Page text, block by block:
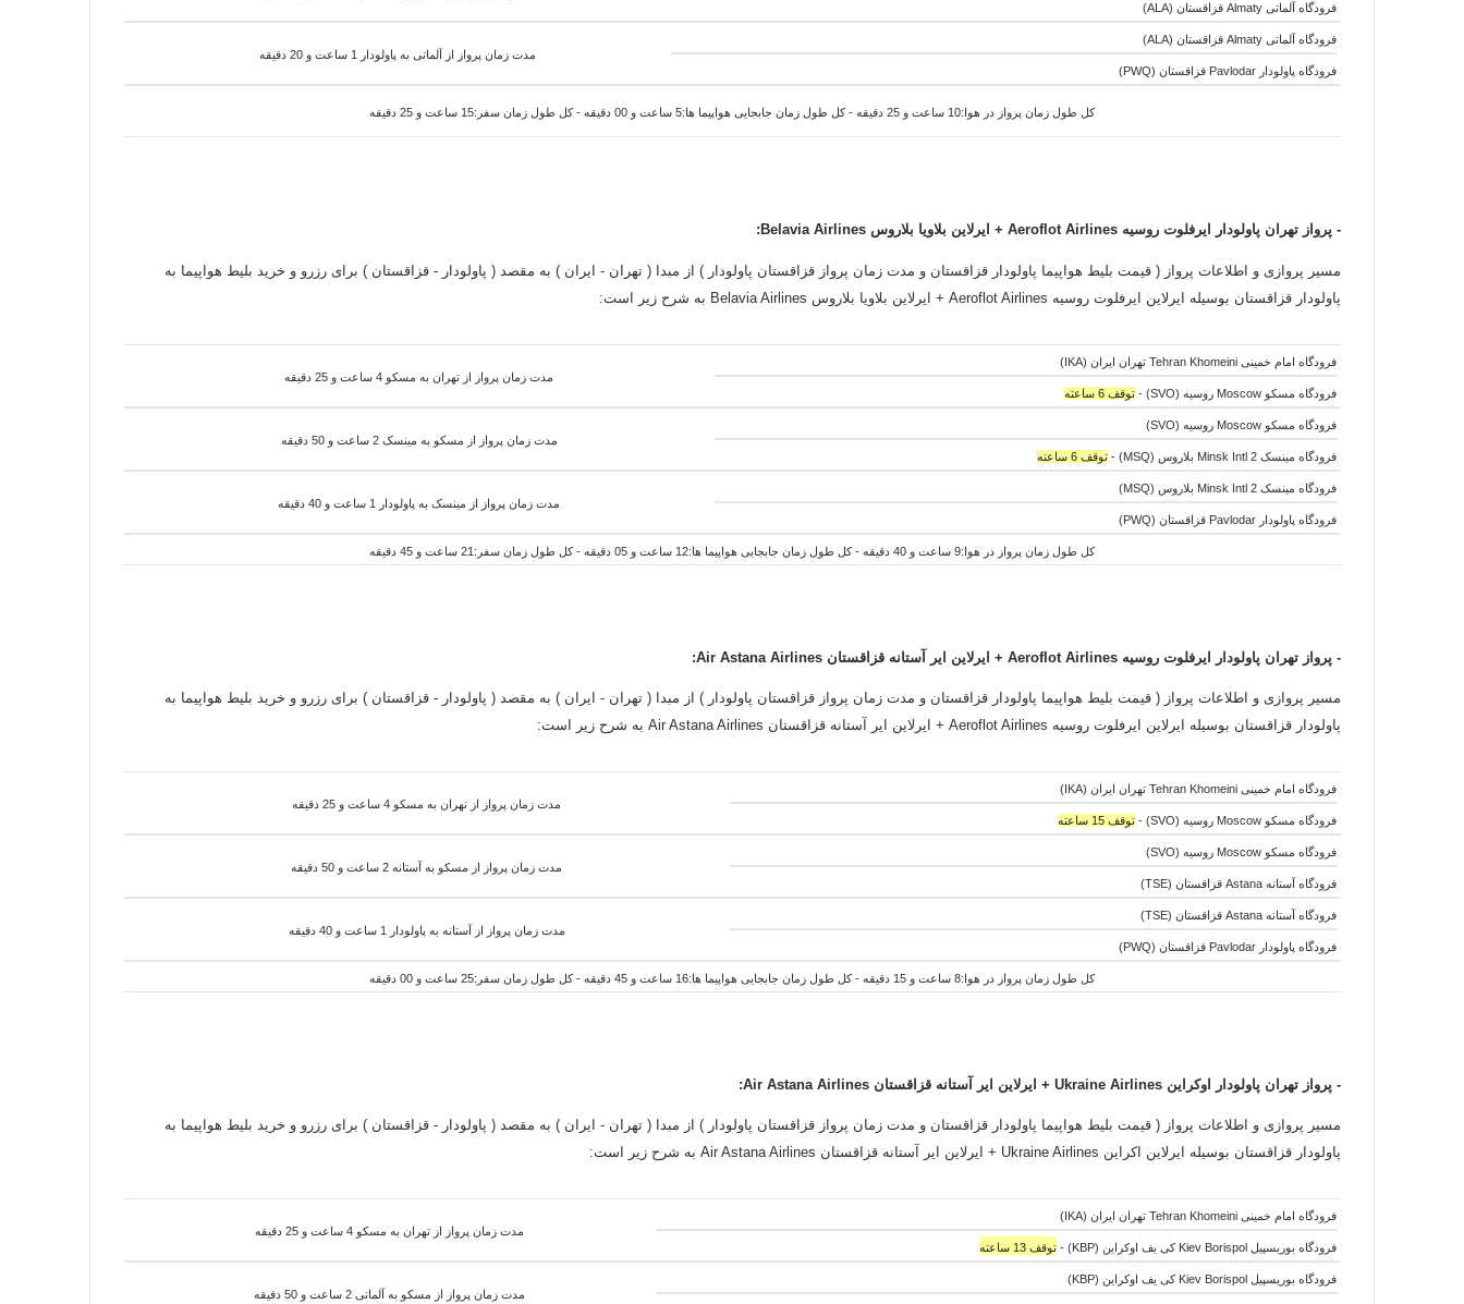
فرودگاه آلماتی Almaty قزاقستان (ALA)
فرودگاه آلماتی Almaty قزاقستان (ALA)
مدت زمان پرواز از
آلماتی به پاولودار 1 ساعت و 20 دقیقه
فرودگاه پاولودار Pavlodar قزاقستان (PWQ)
کل طول زمان پرواز در هوا:10 ساعت و 25 دقیقه - کل طول زمان جابجایی هواپیما ها:5 ساعت و 00 دقیقه - کل طول زمان سفر:15 ساعت و 25 دقیقه
- پرواز تهران پاولودار ایرفلوت روسیه Aeroflot Airlines + ایرلاین بلاویا بلاروس Belavia Airlines :
مسیر پروازی و اطلاعات پرواز ( قیمت بلیط هواپیما پاولودار قزاقستان و مدت زمان پرواز قزاقستان پاولودار ) از مبدا ( تهران - ایران ) به مقصد ( پاولودار - قزاقستان ) برای رزرو و خرید بلیط هواپیما به
پاولودار قزاقستان بوسیله ایرلاین ایرفلوت روسیه Aeroflot Airlines + ایرلاین بلاویا بلاروس Belavia Airlines به شرح زیر است:
فرودگاه امام خمینی Tehran Khomeini تهران ایران (IKA)
مدت زمان پرواز از تهران به مسکو 4 ساعت و 25 دقیقه
فرودگاه مسکو Moscow روسیه (SVO) -
توقف 6 ساعته
فرودگاه مسکو Moscow روسیه (SVO)
مدت زمان پرواز از مسکو به مینسک 2 ساعت و 50 دقیقه
فرودگاه مینسک Minsk Intl 2 بلاروس (MSQ) -
توقف 6 ساعته
فرودگاه مینسک Minsk Intl 2 بلاروس (MSQ)
مدت زمان پرواز از مینسک به پاولودار 1 ساعت و 40 دقیقه
فرودگاه پاولودار Pavlodar قزاقستان (PWQ)
کل طول زمان پرواز در هوا:9 ساعت و 40 دقیقه - کل طول زمان جابجایی هواپیما ها:12 ساعت و 05 دقیقه - کل طول زمان سفر:21 ساعت و 45 دقیقه
- پرواز تهران پاولودار ایرفلوت روسیه Aeroflot Airlines + ایرلاین ایر آستانه قزاقستان Air Astana Airlines :
مسیر پروازی و اطلاعات پرواز ( قیمت بلیط هواپیما پاولودار قزاقستان و مدت زمان پرواز قزاقستان پاولودار ) از مبدا ( تهران - ایران ) به مقصد ( پاولودار - قزاقستان ) برای رزرو و خرید بلیط هواپیما به
پاولودار قزاقستان بوسیله ایرلاین ایرفلوت روسیه Aeroflot Airlines + ایرلاین ایر آستانه قزاقستان Air Astana Airlines به شرح زیر است:
فرودگاه امام خمینی Tehran Khomeini تهران ایران (IKA)
مدت زمان پرواز از تهران به مسکو 4 ساعت و 25 دقیقه
فرودگاه مسکو Moscow روسیه (SVO) -
توقف 15 ساعته
فرودگاه مسکو Moscow روسیه (SVO)
مدت زمان پرواز از مسکو به آستانه 2 ساعت و 50 دقیقه
فرودگاه آستانه Astana قزاقستان (TSE)
فرودگاه آستانه Astana قزاقستان (TSE)
مدت زمان پرواز ازآستانه به پاولودار 1 ساعت و 40 دقیقه
فرودگاه پاولودار Pavlodar قزاقستان (PWQ)
کل طول زمان پرواز در هوا:8 ساعت و 15 دقیقه - کل طول زمان جابجایی هواپیما ها:16 ساعت و 45 دقیقه - کل طول زمان سفر:25 ساعت و 00 دقیقه
- پرواز تهران پاولودار اوکراین Ukraine Airlines + ایرلاین ایر آستانه قزاقستان Air Astana Airlines :
مسیر پروازی و اطلاعات پرواز ( قیمت بلیط هواپیما پاولودار قزاقستان و مدت زمان پرواز قزاقستان پاولودار ) از مبدا ( تهران - ایران ) به مقصد ( پاولودار - قزاقستان ) برای رزرو و خرید بلیط هواپیما به
پاولودار قزاقستان بوسیله ایرلاین اکراین Ukraine Airlines + ایرلاین ایر آستانه قزاقستان Air Astana Airlines به شرح زیر است:
فرودگاه امام خمینی Tehran Khomeini تهران ایران (IKA)
مدت زمان پرواز از تهران به مسکو 4 ساعت و 25 دقیقه
فرودگاه بوریسپیل Kiev Borispol کی یف اوکراین (KBP) -
توقف 13 ساعته
فرودگاه بوریسپیل Kiev Borispol کی یف اوکراین (KBP)
مدت زمان پرواز از مسکو به آلماتی 2 ساعت و 50 دقیقه